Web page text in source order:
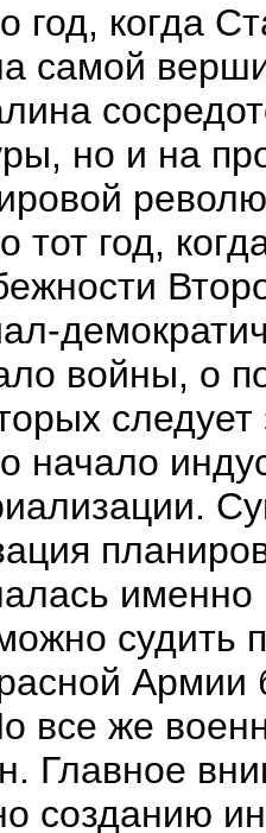
год, когда
самой
но и на
тот год,
войны, о
следует
начало
судить
все же
Главное
созданию